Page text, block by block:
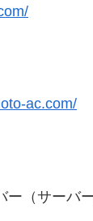
ac.com/
ー（サーバ